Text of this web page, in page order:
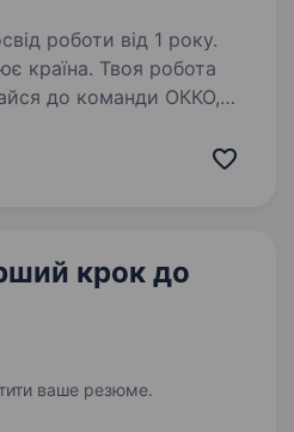
роботи від 1 року.
країна. Твоя робота
до команди ОККО,
Приєднуйся, бо ми:
крок до
ваше резюме.